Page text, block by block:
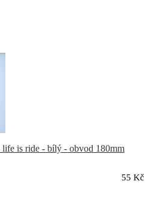
is ride - bílý - obvod 180mm
55 Kč